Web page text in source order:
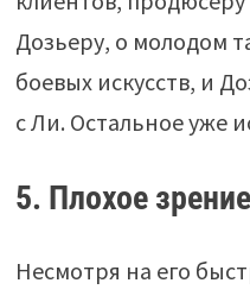
Дозьеру, о молодом
боевых искусств, и
с Ли. Остальное уже
5. Плохое зрение
Несмотря на его